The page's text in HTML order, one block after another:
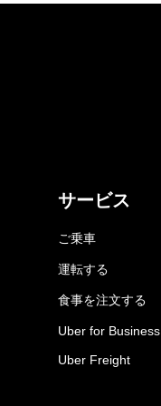
サービス
ご乗車
運転する
食事を注文する
Uber for Business
Uber Freight